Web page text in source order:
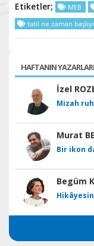
Etiketler; MEB
tatil ne zaman
HAFTANIN YAZARLARI
İzel
Mizah
Murat
Bir ikon
Begüm